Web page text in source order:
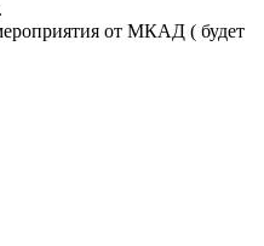
от МКАД ( будет